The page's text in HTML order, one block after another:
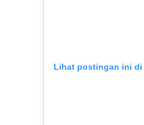
Lihat postingan ini di